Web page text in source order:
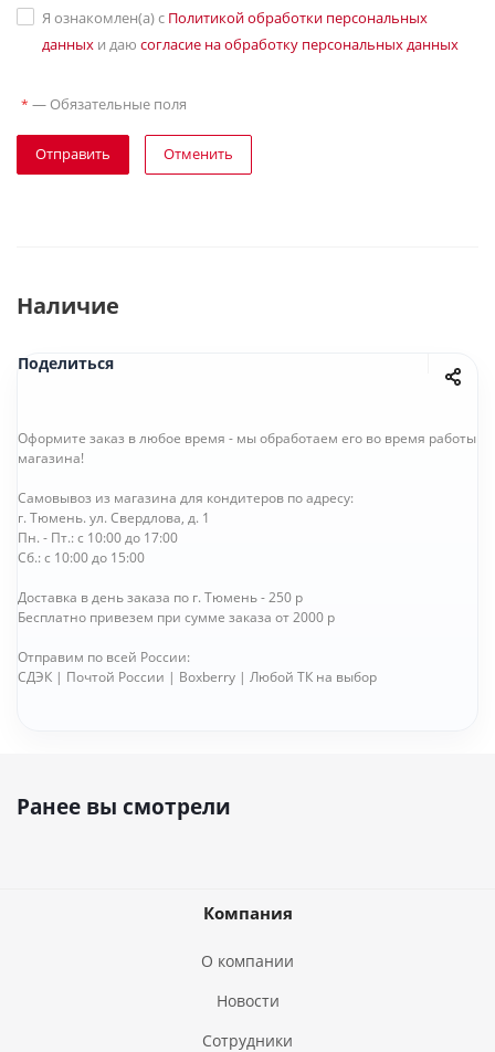
Я ознакомлен(а) с Политикой обработки персональных
данных и даю согласие на обработку персональных данных
* — Обязательные поля
Отправить Отменить
Наличие
Поделиться
Оформите заказ в любое время - мы обработаем его во время работы
магазина!
Самовывоз из магазина для кондитеров по адресу:
г. Тюмень. ул. Свердлова, д. 1
Пн. - Пт.: с 10:00 до 17:00
Сб.: с 10:00 до 15:00
Доставка в день заказа по г. Тюмень - 250 р
Бесплатно привезем при сумме заказа от 2000 р
Отправим по всей России:
СДЭК | Почтой России | Boxberry | Любой ТК на выбор
Ранее вы смотрели
Компания
О компании
Новости
Сотрудники